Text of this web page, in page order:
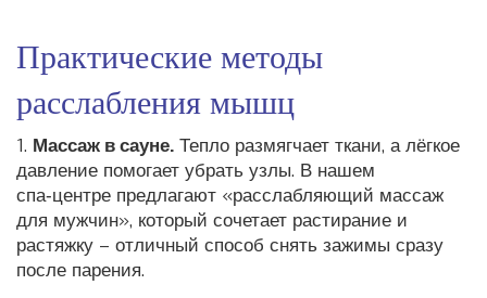
Практические методы
расслабления мышц
1. Массаж в сауне. Тепло размягчает ткани, а лёгкое
давление помогает убрать узлы. В нашем
спа‑центре предлагают «расслабляющий массаж
для мужчин», который сочетает растирание и
растяжку – отличный способ снять зажимы сразу
после парения.